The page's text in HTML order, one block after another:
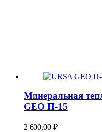
Минеральная
GEO П-15
2 600,00 ₽